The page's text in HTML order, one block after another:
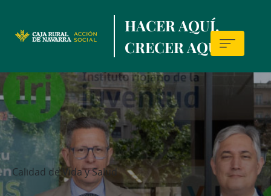
to
contentt
HACER AQUÍ,
CRECER AQUÍ.
Sala
de
prensa
Calidad de Vida y Salud